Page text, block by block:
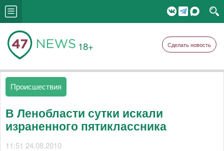
18+ Сделать новость
Происшествия
В Ленобласти сутки искали
израненного пятиклассника
11:51 24.08.2010